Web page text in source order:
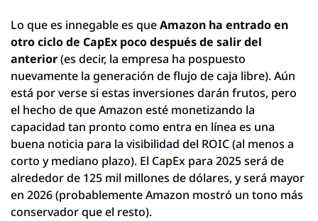
Lo que es innegable es que Amazon ha entrado en
otro ciclo de CapEx poco después de salir del
anterior (es decir, la empresa ha pospuesto
nuevamente la generación de flujo de caja libre). Aún
está por verse si estas inversiones darán frutos, pero
el hecho de que Amazon esté monetizando la
capacidad tan pronto como entra en línea es una
buena noticia para la visibilidad del ROIC (al menos a
corto y mediano plazo). El CapEx para 2025 será de
alrededor de 125 mil millones de dólares, y será mayor
en 2026 (probablemente Amazon mostró un tono más
conservador que el resto).